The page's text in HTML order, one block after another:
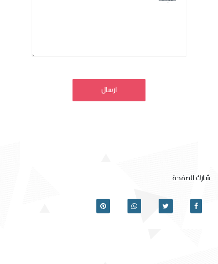
ارسال
شارك الصفحة